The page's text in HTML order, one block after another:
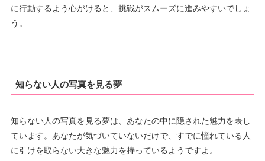
に行動するよう心がけると、挑戦がスムーズに進みやすいでしょ
う。
知らない人の写真を見る夢
知らない人の写真を見る夢は、あなたの中に隠された魅力を表し
ています。あなたが気づいていないだけで、すでに憧れている人
に引けを取らない大きな魅力を持っているようですよ。